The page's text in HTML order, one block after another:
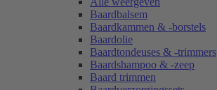
Baardbalsem
Baardkammen & -borstels
Baardolie
Baardtondeuses & -trimmers
Baardshampoo & -zeep
Baard trimmen